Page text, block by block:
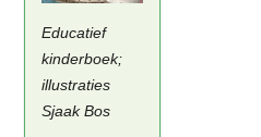
Educatief
kinderboek;
illustraties
Sjaak Bos